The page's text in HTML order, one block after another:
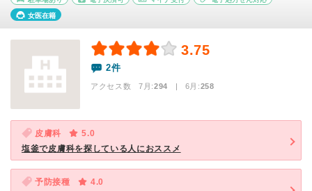
女医在籍
3.75
2件
アクセス数 7月:294 | 6月:258
皮膚科
5.0
塩釜で皮膚科を探している人におススメ
予防接種
4.0